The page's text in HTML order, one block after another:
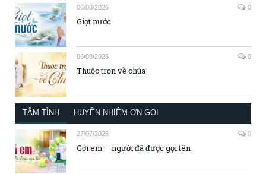
06/08/2026 0
Giọt nước
06/08/2026 0
Thuộc trọn về chúa
TÂM TÌNH HUYỀN NHIỆM ƠN GỌI
27/07/2026 0
Gởi em – người đã được gọi tên